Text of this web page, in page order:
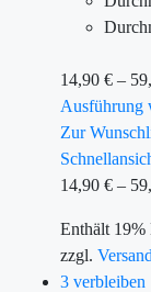
14,90 € –
Ausführung
Zur
14,90 € –
Enthält 19%
zzgl. Versand
3 verbleiben